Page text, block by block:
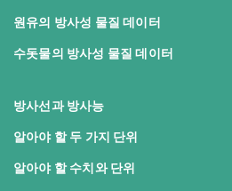
원유의 방사성 물질 데이터
수돗물의 방사성 물질 데이터
방사선과 방사능
알아야 할 두 가지 단위
알아야 할 수치와 단위